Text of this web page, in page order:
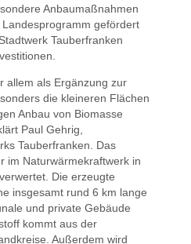
Anbaumaßnahmen
gefördert
Tauberfranken
allem als Ergänzung zur
die kleineren Flächen
Anbau von Biomasse
Paul Gehrig,
Tauberfranken. Das
im Naturwärmekraftwerk in
Die erzeugte
insgesamt rund 6 km lange
und private Gebäude
kommt aus der
Außerdem wird